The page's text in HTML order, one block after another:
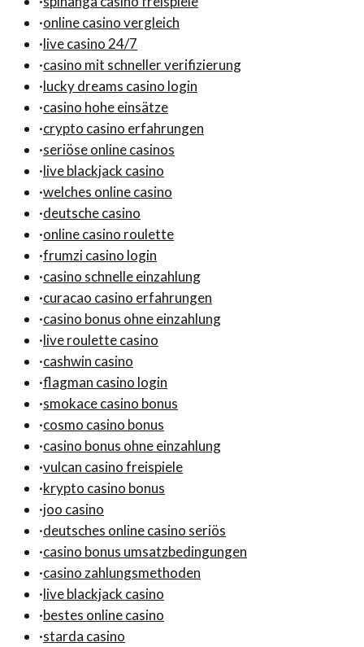
·online casino vergleich
·live casino 24/7
·casino mit schneller verifizierung
·lucky dreams casino login
·casino hohe einsätze
·crypto casino erfahrungen
·seriöse online casinos
·live blackjack casino
·welches online casino
·deutsche casino
·online casino roulette
·frumzi casino login
·casino schnelle einzahlung
·curacao casino erfahrungen
·casino bonus ohne einzahlung
·live roulette casino
·cashwin casino
·flagman casino login
·smokace casino bonus
·cosmo casino bonus
·casino bonus ohne einzahlung
·vulcan casino freispiele
·krypto casino bonus
·joo casino
·deutsches online casino seriös
·casino bonus umsatzbedingungen
·casino zahlungsmethoden
·live blackjack casino
·bestes online casino
·starda casino